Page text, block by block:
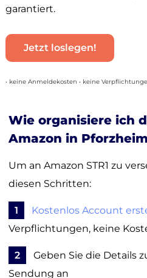
garantiert.
Jetzt loslegen!
• keine Anmeldekosten • keine
Wie organisiere ich
Amazon in
Um an Amazon STR1 zu
diesen Schritten:
1 Kostenlos Account
Verpflichtungen, keine
2
Geben Sie die Details
Sendung an